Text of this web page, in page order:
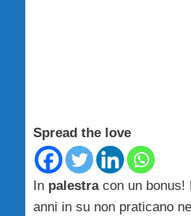
Spread the love
In palestracon un bonus!
anni in su non praticano